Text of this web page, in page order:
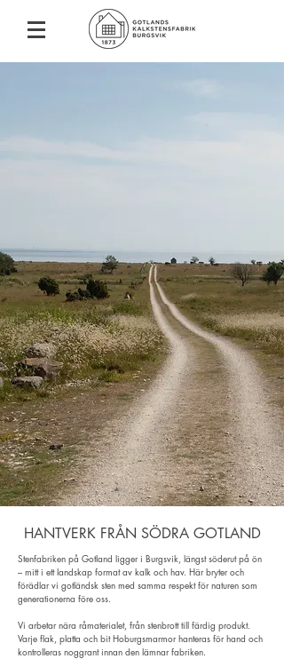
HANTVERK FRÅN SÖDRA GOTLAND
Stenfabriken på Gotland ligger i Burgsvik, längst söderut på ön
– mitt i ett landskap format av kalk och hav. Här bryter och
förädlar vi gotländsk sten med samma respekt för naturen som
generationerna före oss.
Vi arbetar nära råmaterialet, från stenbrott till färdig produkt.
Varje flak, platta och bit Hoburgsmarmor hanteras för hand och
kontrolleras noggrant innan den lämnar fabriken.